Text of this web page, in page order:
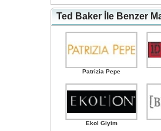
Ted Baker İle Benzer
Patrizia Pepe
Ekol Giyim